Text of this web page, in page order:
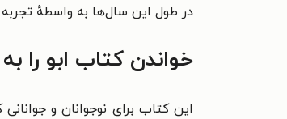
در طول این سال‌ها به واسطهٔ تجربه و شناخت
خواندن کتاب ابو را
این کتاب برای نوجوانان و